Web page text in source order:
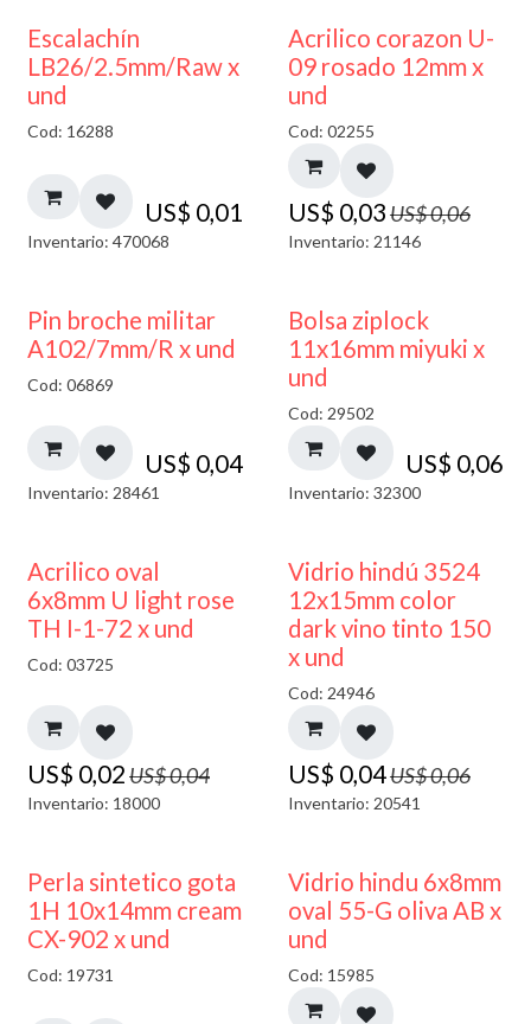
Escalachín
LB26/2.5mm/Raw x
und
Cod: 16288
US$ 0,01
Inventario: 470068
50% DESCUENTO
Acrilico corazon U-
09 rosado 12mm x
und
Cod: 02255
US$ 0,03US$0,06
Inventario: 21146
Pin broche militar
A102/7mm/R x und
Cod: 06869
US$ 0,04
Inventario: 28461
¡NUEVO!
Bolsa ziplock
11x16mm miyuki x
und
Cod: 29502
US$ 0,06
Inventario: 32300
50% DESCUENTO
Acrilico oval
6x8mm U light rose
TH I-1-72 x und
Cod: 03725
US$ 0,02US$0,04
Inventario: 18000
40% DESCUENTO
Vidrio hindú 3524
12x15mm color
dark vino tinto 150
x und
Cod: 24946
US$ 0,04US$0,06
Inventario: 20541
Perla sintetico gota
1H 10x14mm cream
CX-902 x und
Cod: 19731 50% DESCUENTO
Vidrio hindu 6x8mm
oval 55-G oliva AB x
und
Cod: 15985